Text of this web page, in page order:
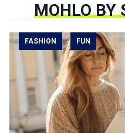
MOHLO BY
FASHION FUN